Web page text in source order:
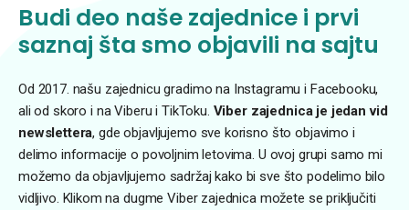
Budi deo naše zajednice i prvi
saznaj šta smo objavili na sajtu
Od 2017. našu zajednicu gradimo na Instagramu i Facebooku,
ali od skoro i na Viberu i TikToku. Viber zajednica je jedan vid
newslettera, gde objavljujemo sve korisno što objavimo i
delimo informacije o povoljnim letovima. U ovoj grupi samo mi
možemo da objavljujemo sadržaj kako bi sve što podelimo bilo
vidljivo. Klikom na dugme Viber zajednica možete se priključiti